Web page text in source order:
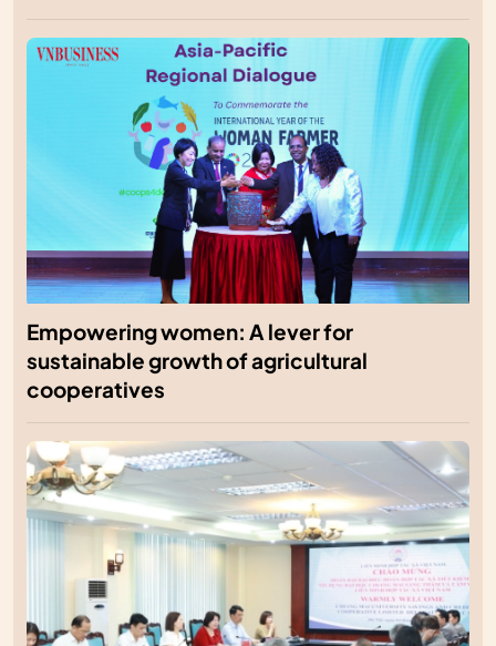
Empowering women: A lever for
sustainable growth of agricultural
cooperatives